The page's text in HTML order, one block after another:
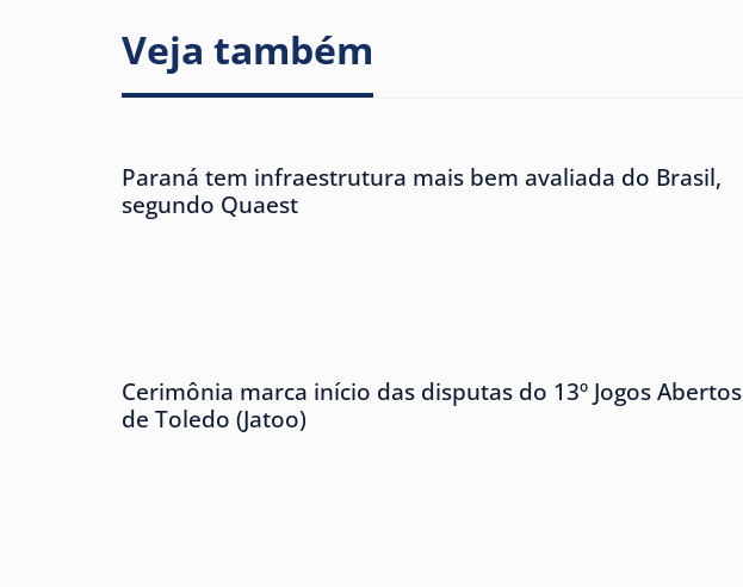
Veja também
Paraná tem infraestrutura mais bem avaliada do Brasil,
segundo Quaest
Cerimônia marca início das disputas do 13º Jogos Abertos
de Toledo (Jatoo)